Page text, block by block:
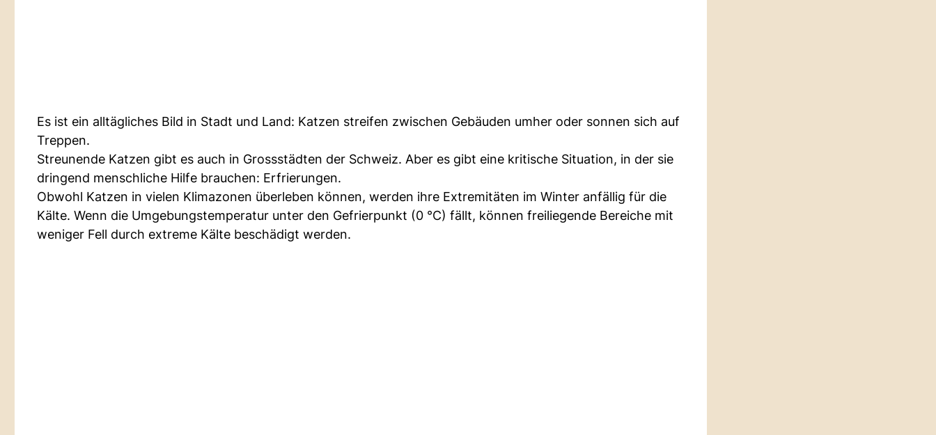
Es ist ein alltägliches Bild in Stadt und Land: Katzen streifen zwischen Gebäuden umher oder sonnen sich auf
Treppen.
Streunende Katzen gibt es auch in Grossstädten der Schweiz. Aber es gibt eine kritische Situation, in der sie
dringend menschliche Hilfe brauchen: Erfrierungen.
Obwohl Katzen in vielen Klimazonen überleben können, werden ihre Extremitäten im Winter anfällig für die
Kälte. Wenn die Umgebungstemperatur unter den Gefrierpunkt (0 °C) fällt, können freiliegende Bereiche mit
weniger Fell durch extreme Kälte beschädigt werden.